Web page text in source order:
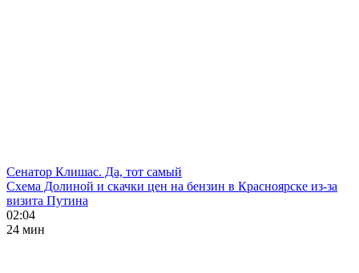
Сенатор Клишас. Да, тот самый
Схема Долиной и скачки цен на бензин в Красноярске из-за
визита Путина
02:04
24 мин